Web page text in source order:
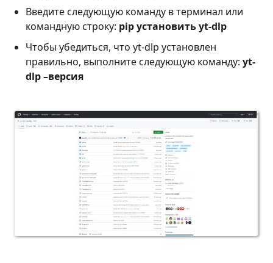
Введите следующую команду в терминал или
командную строку: pip установить yt-dlp
Чтобы убедиться, что yt-dlp установлен
правильно, выполните следующую команду: yt-
dlp –версия